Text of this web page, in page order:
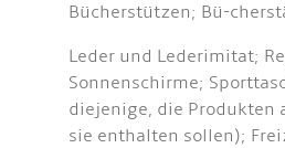
Bücherstützen; Bü-
Leder und Lederimitat;
Sonnenschirme;
diejenige, die Produkten
sie enthalten sollen);